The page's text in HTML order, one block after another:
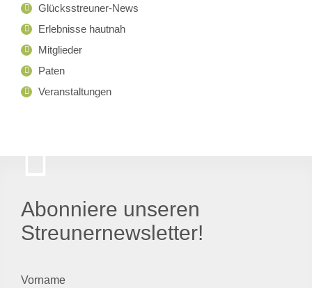
Glücksstreuner-News
Erlebnisse hautnah
Mitglieder
Paten
Veranstaltungen
Abonniere unseren
Streunernewsletter!
Vorname